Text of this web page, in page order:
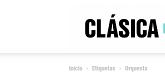
Inicio Etiquetas Orquesta